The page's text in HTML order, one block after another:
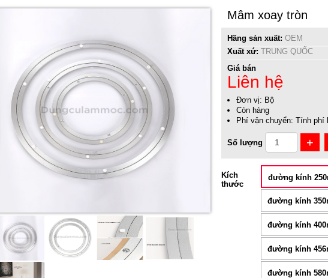
Mâm xoay tròn
Hãng sản xuất: OEM
Xuất xứ: TRUNG QUỐC
Giá bán
Liên hệ
Đơn vị: Bộ
Còn hàng
Phí vận chuyển: Tính phí
Số lượng +
Kích
thước
đường kính
đường kính
đường kính
đường kính
đường kính